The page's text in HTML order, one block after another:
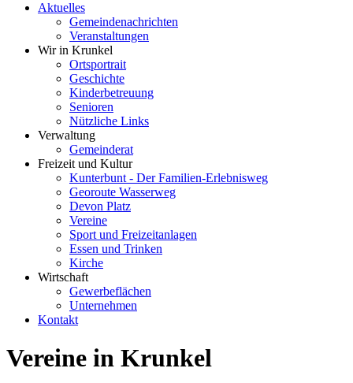
Aktuelles
Gemeindenachrichten
Veranstaltungen
Wir in Krunkel
Ortsportrait
Geschichte
Kinderbetreuung
Senioren
Nützliche Links
Verwaltung
Gemeinderat
Freizeit und Kultur
Kunterbunt - Der Familien-Erlebnisweg
Georoute Wasserweg
Devon Platz
Vereine
Sport und Freizeitanlagen
Essen und Trinken
Kirche
Wirtschaft
Gewerbeflächen
Unternehmen
Kontakt
Vereine in Krunkel